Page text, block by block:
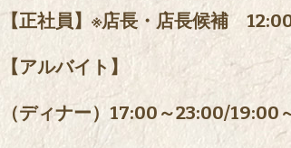
【正社員】※店長・店長候補
【アルバイト】
（ディナー）17:00～23:00/19:00